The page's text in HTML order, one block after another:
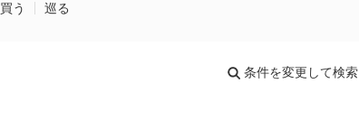
買う 巡る
条件を変更して検索